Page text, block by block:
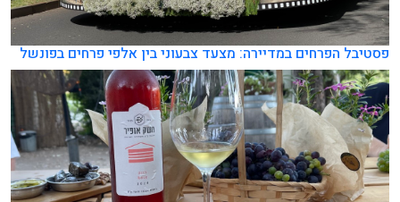
פסטיבל הפרחים במדיירה: מצעד צבעוני בין אלפי פרחים בפונשל